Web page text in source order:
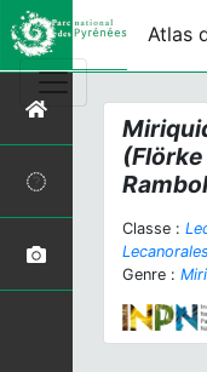
Atlas
(Flörke
Classe :
Lecanorales
Genre :